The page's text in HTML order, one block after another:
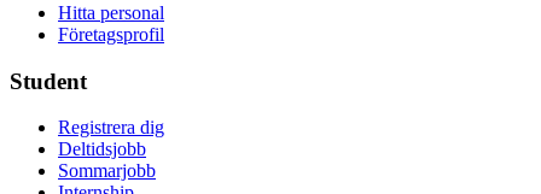
Hitta personal
Företagsprofil
Student
Registrera dig
Deltidsjobb
Sommarjobb